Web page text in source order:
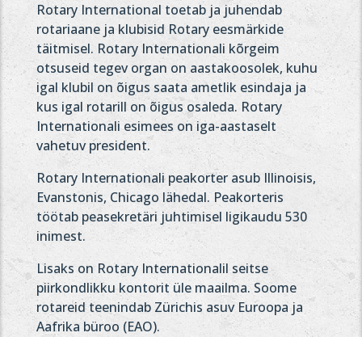
Rotary International toetab ja juhendab
rotariaane ja klubisid Rotary eesmärkide
täitmisel. Rotary Internationali kõrgeim
otsuseid tegev organ on aastakoosolek, kuhu
igal klubil on õigus saata ametlik esindaja ja
kus igal rotarill on õigus osaleda. Rotary
Internationali esimees on iga-aastaselt
vahetuv president.
Rotary Internationali peakorter asub Illinoisis,
Evanstonis, Chicago lähedal. Peakorteris
töötab peasekretäri juhtimisel ligikaudu 530
inimest.
Lisaks on Rotary Internationalil seitse
piirkondlikku kontorit üle maailma. Soome
rotareid teenindab Zürichis asuv Euroopa ja
Aafrika büroo (EAO).